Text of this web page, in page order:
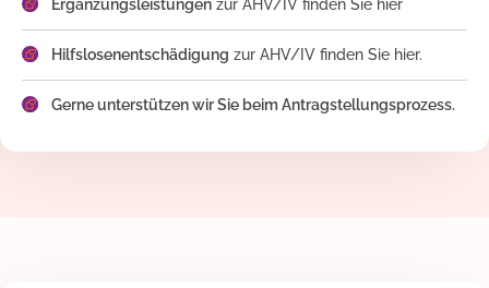
Ergänzungsleistungen zur AHV/IV finden Sie hier
Hilfslosenentschädigung zur AHV/IV finden Sie hier.
Gerne unterstützen wir Sie beim Antragstellungsprozess.